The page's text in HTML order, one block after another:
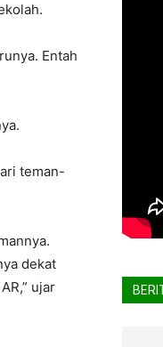
Entah
teman-
dekat
ujar